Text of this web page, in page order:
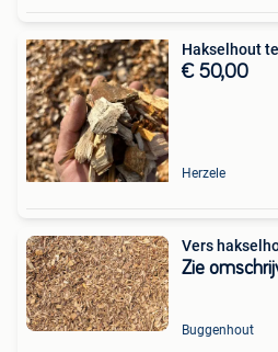
Hakselhout
€ 50,00
Herzele
Vers
Zie
Buggenhout